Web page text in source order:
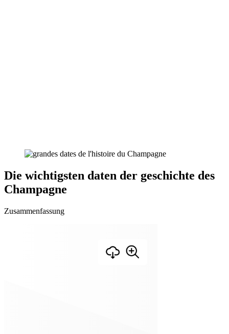
Die wichtigsten daten der geschichte des
Champagne
Zusammenfassung